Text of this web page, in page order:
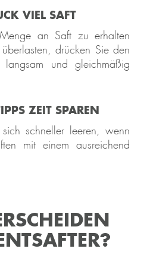
VIEL SAFT
an Saft zu erhalten
drücken Sie den
langsam und gleichmäßig
ZEIT SPAREN
sich schneller leeren, wenn
mit einem ausreichend